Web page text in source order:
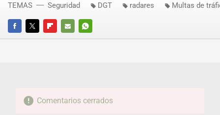
FACEBOOKTWITTERFLIPBOARD
E-
WHATSAPP
TEMAS Seguridad DGT radares Multas de
Comentarios cerrados